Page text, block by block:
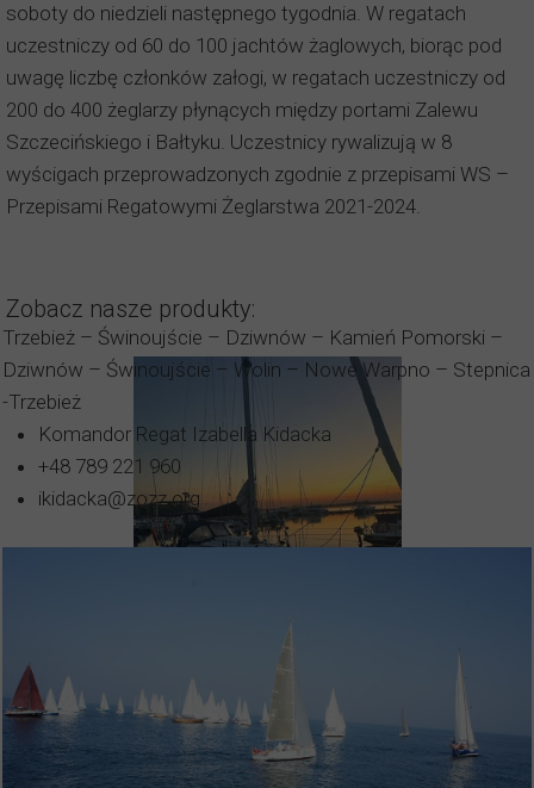
soboty do niedzieli następnego tygodnia. W regatach
uczestniczy od 60 do 100 jachtów żaglowych, biorąc pod
uwagę liczbę członków załogi, w regatach uczestniczy od
200 do 400 żeglarzy płynących między portami Zalewu
Szczecińskiego i Bałtyku. Uczestnicy rywalizują w 8
wyścigach przeprowadzonych zgodnie z przepisami WS –
Przepisami Regatowymi Żeglarstwa 2021-2024.
Trzebież – Świnoujście – Dziwnów – Kamień Pomorski –
Dziwnów – Świnoujście – Wolin – Nowe Warpno – Stepnica
-Trzebież
Komandor Regat Izabella Kidacka
+48 789 221 960
ikidacka@zozz.org
Zobacz nasze produkty:
Czarter Jachtu -
CARTER 33 S/Y